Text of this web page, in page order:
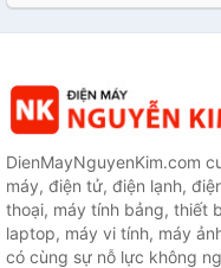
DienMayNguyenKim.com
máy, điện tử, điện lạnh,
thoại, máy tính bảng, thiết
laptop, máy vi tính, máy
có cùng sự nỗ lực không